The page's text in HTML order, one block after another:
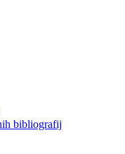
bibliografij